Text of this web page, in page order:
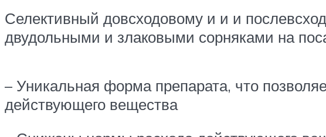
Селективный довсходовому и и и
двудольными и злаковыми сорняками на
– Уникальная форма препарата, что
действующего вещества